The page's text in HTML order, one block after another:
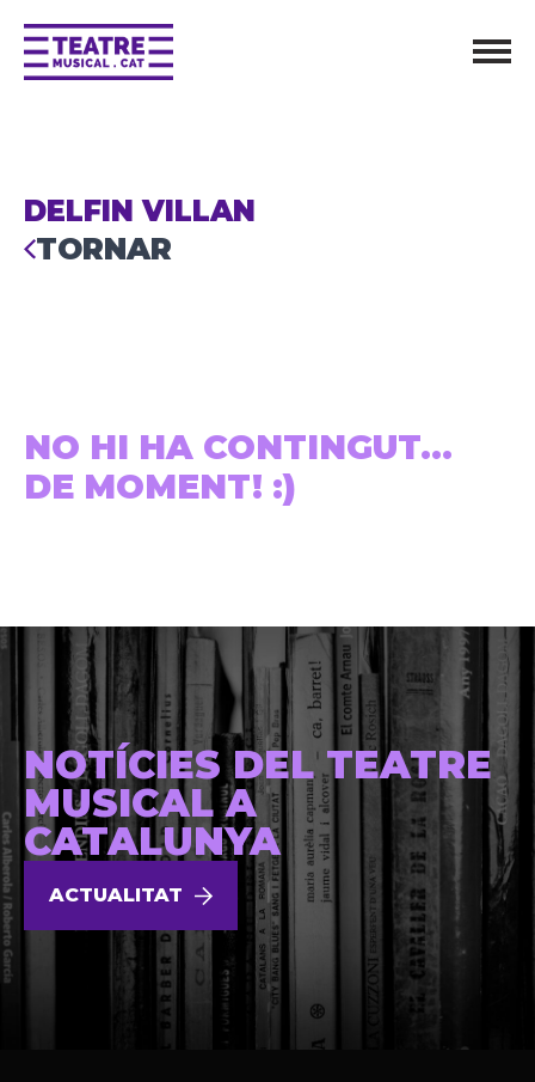
DELFIN VILLAN
TORNAR
NO HI HA CONTINGUT...
DE MOMENT! :)
NOTÍCIES DEL TEATRE
MUSICAL A
CATALUNYA
ACTUALITAT